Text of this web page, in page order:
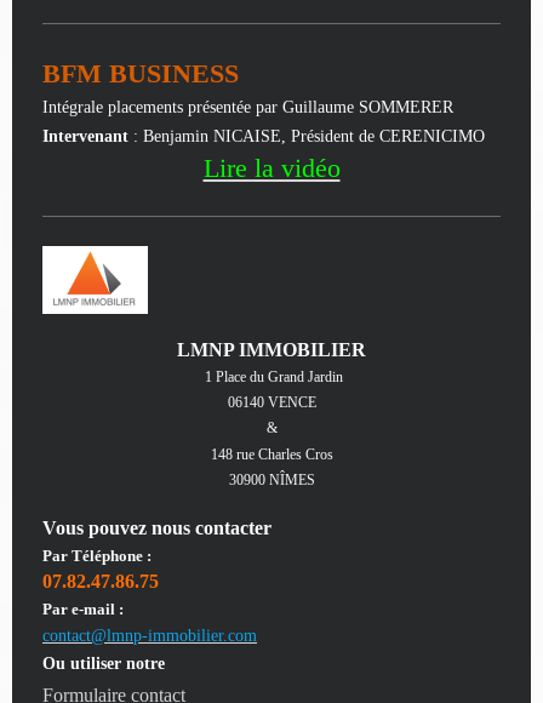
BFM BUSINESS
Intégrale placements présentée par Guillaume SOMMERER
Intervenant : Benjamin NICAISE, Président de CERENICIMO
Lire la vidéo
LMNP IMMOBILIER
1 Place du Grand Jardin
06140 VENCE
&
148 rue Charles Cros
30900 NÎMES
Vous pouvez nous contacter
Par Téléphone :
07.82.47.86.75
Par e-mail :
contact@lmnp-immobilier.com
Ou utiliser notre
Formulaire contact